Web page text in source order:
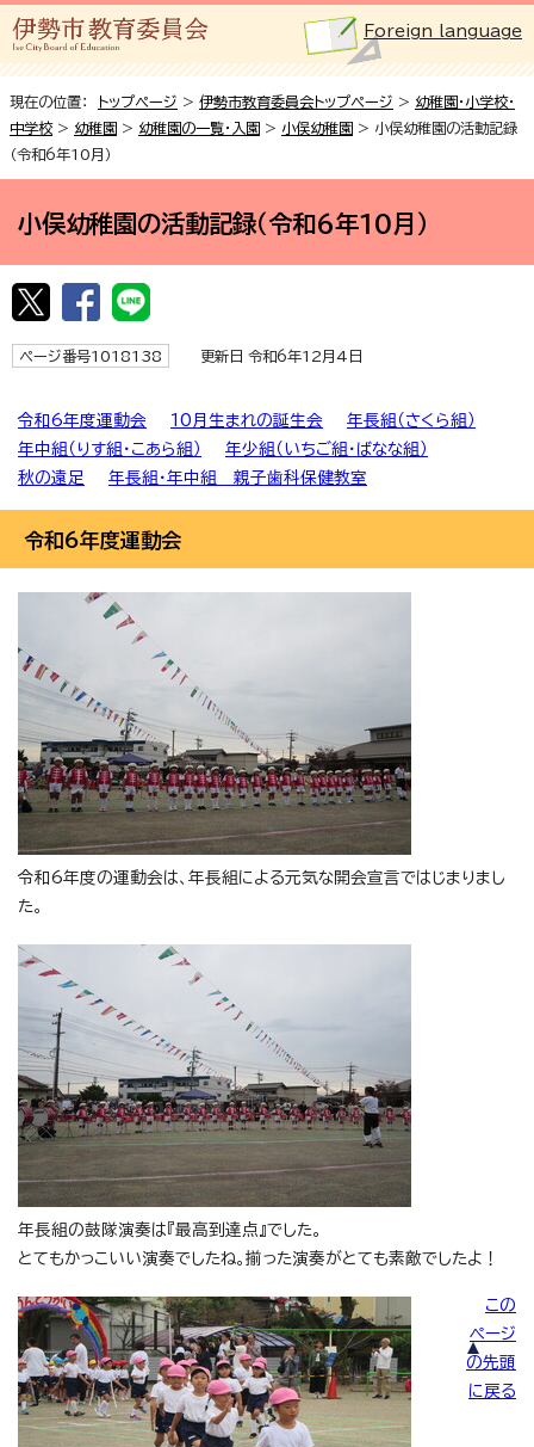
Foreign language
現在の位置： トップページ > 伊勢市教育委員会トップページ > 幼稚園・小学校・
中学校> 幼稚園 > 幼稚園の一覧・入園 > 小俣幼稚園 > 小俣幼稚園の活動記録
（令和6年10月）
小俣幼稚園の活動記録（令和6年10月）
ページ番号1018138 更新日 令和6年12月4日
令和6年度運動会 10月生まれの誕生会
年長組（さくら組）
年中組（りす組・こあら組）
年少組（いちご組・ばなな組）
秋の遠足
年長組・年中組 親子歯科保健教室
令和6年度運動会
令和6年度の運動会は、年長組による元気な開会宣言ではじまりまし
た。
年長組の鼓隊演奏は『最高到達点』でした。
とてもかっこいい演奏でしたね。揃った演奏がとても素敵でしたよ！
この
ページ
の先頭
に戻る